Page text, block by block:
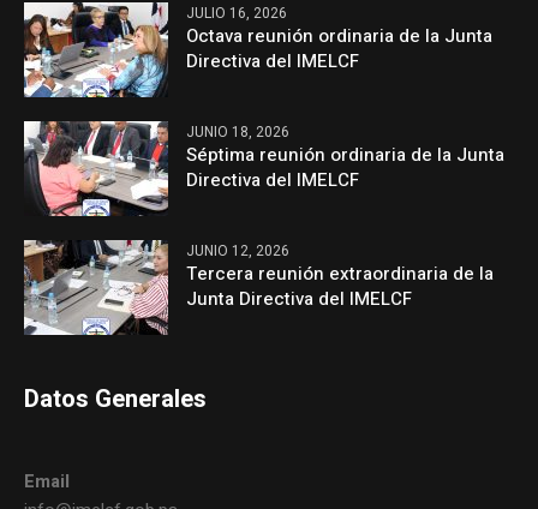
JULIO 16, 2026
Octava reunión ordinaria de la Junta
Directiva del IMELCF
JUNIO 18, 2026
Séptima reunión ordinaria de la Junta
Directiva del IMELCF
JUNIO 12, 2026
Tercera reunión extraordinaria de la
Junta Directiva del IMELCF
Datos Generales
Email